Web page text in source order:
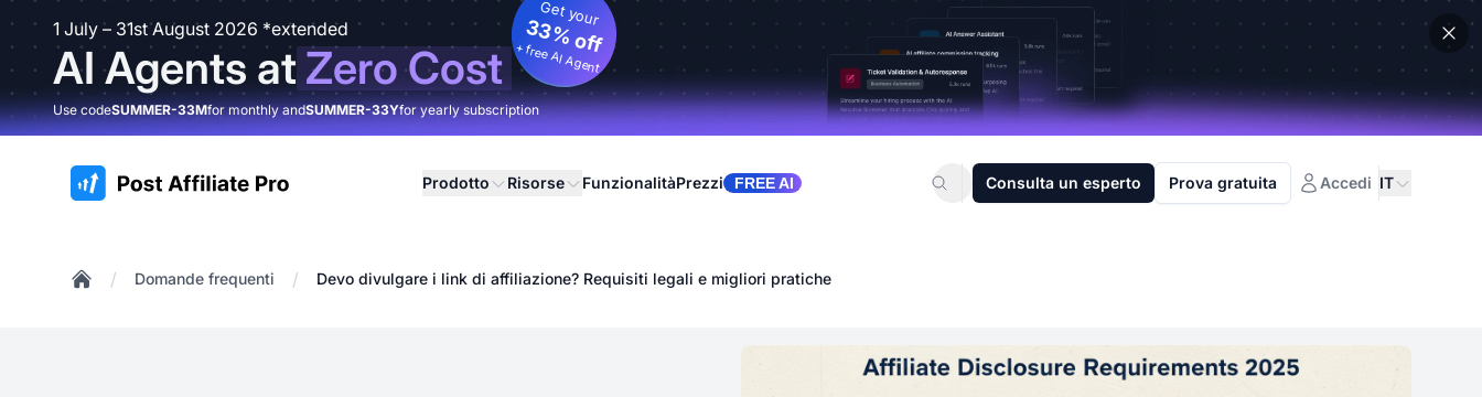
1 July – 31st August 2026 *extended
AI Agents atZero Cost
Get your
33% off
+ free AI Agent
Use codeSUMMER-33Mfor monthly andSUMMER-33Yfor yearly subscription
:site.title Prodotto Risorse FunzionalitàPrezzi FREE AI Consulta un esperto Prova gratuita Accedi IT
/ Domande frequenti / Devo divulgare i link di affiliazione? Requisiti legali e migliori pratiche